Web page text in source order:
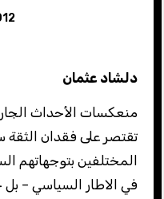
دلشاد عثمان
منعكسات الأحداث
تقتصر على فقدان الثقة
المختلفين بتوجهاتهم
في الاطار السياسي –